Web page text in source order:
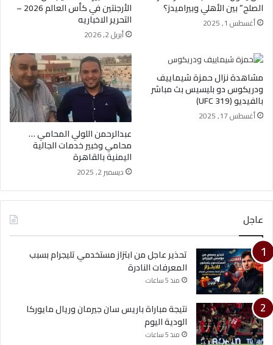
الصلح” بين الأهلي وبيراميدز؟
أغسطس 1, 2025
الأرجنتين في كأس العالم 2026 –
التحرير الاخباريه
أبريل 2, 2026
مشاهدة نزال حمزة شيماييف
ودريكوس دو بليسيس بث مباشر
بالفيديو (UFC 319)
أغسطس 17, 2025
عبدالرحمن اللولي المحامي …
محامي وخبير خدمات الجالية
اليمنية بالقاهرة
ديسمبر 2, 2025
عاجل
تحذير عاجل من ابتزاز مستخدمي تليجرام بسبب
المعرفات النادرة
منذ 5 ساعات
نتيجة مباراة باريس سان جيرمان وريال مايوركا
الودية اليوم
منذ 5 ساعات